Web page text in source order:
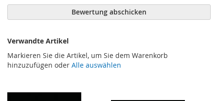
Bewertung abschicken
Verwandte Artikel
Markieren Sie die Artikel, um Sie dem Warenkorb
hinzuzufügen oder Alle auswählen